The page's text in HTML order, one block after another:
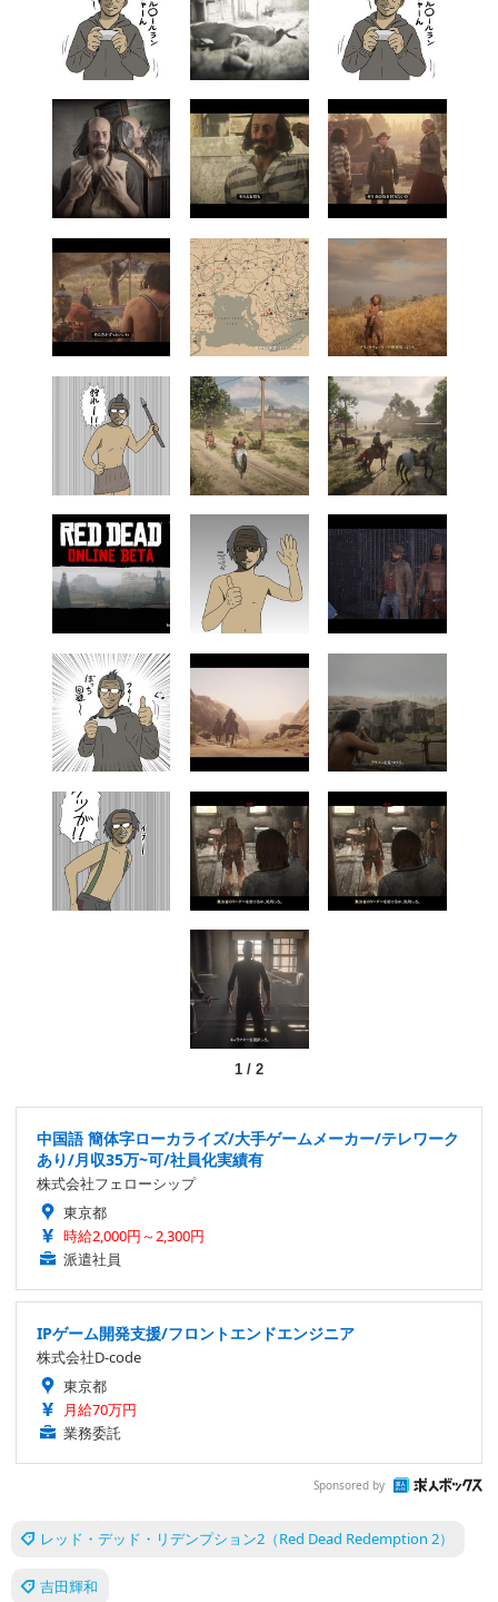
1/ 2
中国語 簡体字ローカライズ/大手ゲームメーカー/テレワーク
あり/月収35万~可/社員化実績有
株式会社フェローシップ
東京都
時給2,000円～2,300円
派遣社員
IPゲーム開発支援/フロントエンドエンジニア
株式会社D-code
東京都
月給70万円
業務委託
Sponsored by
レッド・デッド・リデンプション2（Red Dead Redemption 2）
吉田輝和